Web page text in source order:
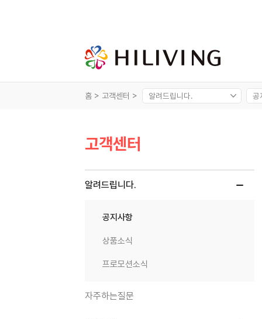
홈 > 고객센터 >
고객센터
알려드립니다.
공지사항
상품소식
프로모션소식
자주하는질문